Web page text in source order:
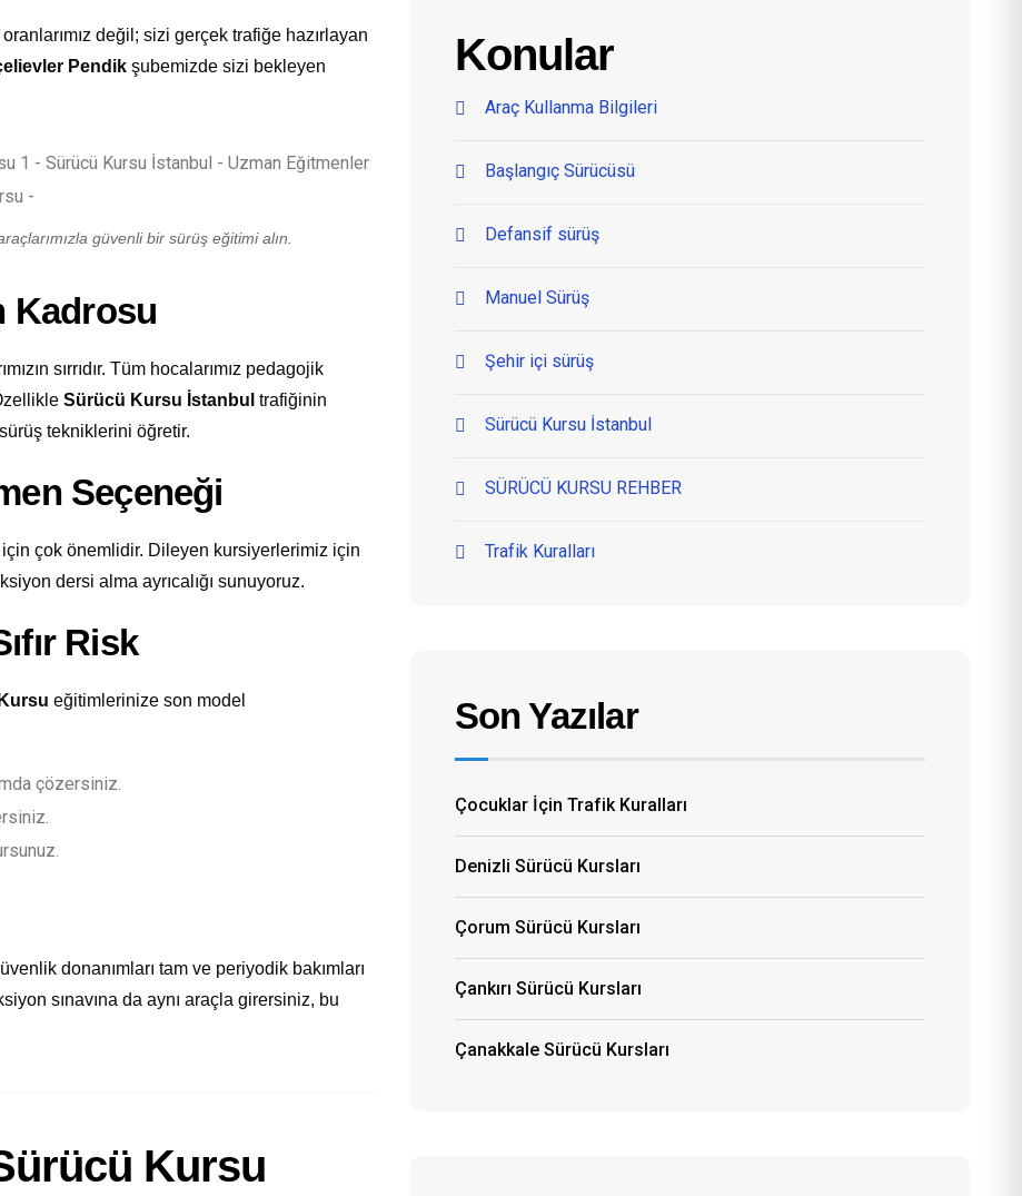
değil; sizi gerçek trafiğe hazırlayan
Pendik şubemizde sizi bekleyen
güvenli bir sürüş eğitimi alın.
Kadrosu
sırrıdır. Tüm hocalarımız pedagojik
Sürücü Kursu İstanbul trafiğinin
tekniklerini öğretir.
Seçeneği
çok önemlidir. Dileyen kursiyerlerimiz için
dersi alma ayrıcalığı sunuyoruz.
Risk
eğitimlerinize son model
çözersiniz.
donanımları tam ve periyodik bakımları
sınavına da aynı araçla girersiniz, bu
Kursu
Konular
Araç Kullanma Bilgileri
Başlangıç Sürücüsü
Defansif sürüş
Manuel Sürüş
Şehir içi sürüş
Sürücü Kursu İstanbul
SÜRÜCÜ KURSU REHBER
Trafik Kuralları
Son Yazılar
Çocuklar İçin Trafik Kuralları
Denizli Sürücü Kursları
Çorum Sürücü Kursları
Çankırı Sürücü Kursları
Çanakkale Sürücü Kursları